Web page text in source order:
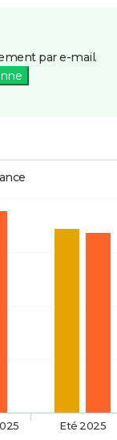
par e-mail.
Eté 2025